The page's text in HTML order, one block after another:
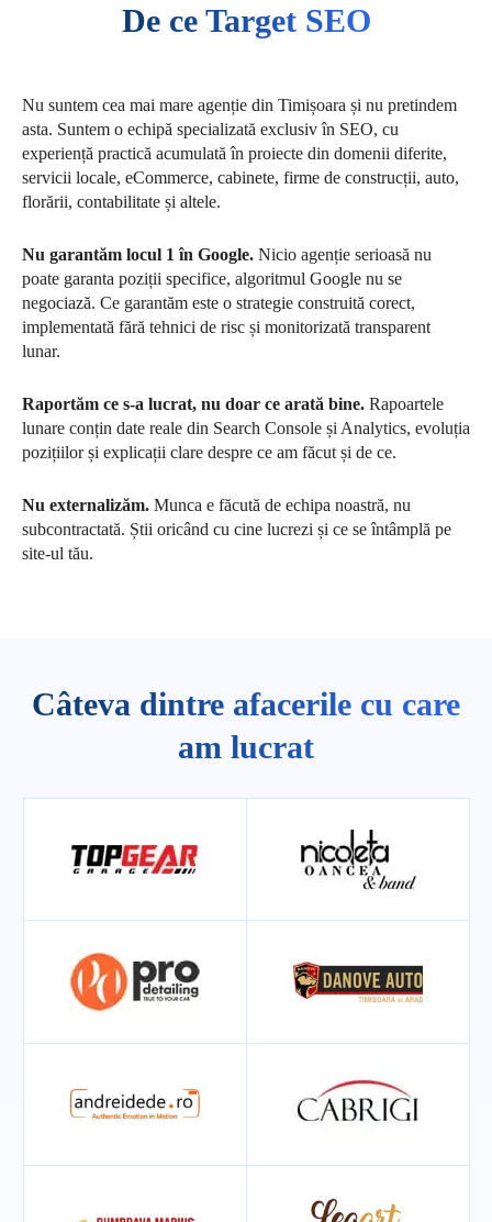
De ce Target SEO
Nu suntem cea mai mare agenție din Timișoara și nu pretindem
asta. Suntem o echipă specializată exclusiv în SEO, cu
experiență practică acumulată în proiecte din domenii diferite,
servicii locale, eCommerce, cabinete, firme de construcții, auto,
florării, contabilitate și altele.
Nu garantăm locul 1 în Google. Nicio agenție serioasă nu
poate garanta poziții specifice, algoritmul Google nu se
negociază. Ce garantăm este o strategie construită corect,
implementată fără tehnici de risc și monitorizată transparent
lunar.
Raportăm ce s-a lucrat, nu doar ce arată bine. Rapoartele
lunare conțin date reale din Search Console și Analytics, evoluția
pozițiilor și explicații clare despre ce am făcut și de ce.
Nu externalizăm. Munca e făcută de echipa noastră, nu
subcontractată. Știi oricând cu cine lucrezi și ce se întâmplă pe
site-ul tău.
Câteva dintre afacerile cu care
am lucrat